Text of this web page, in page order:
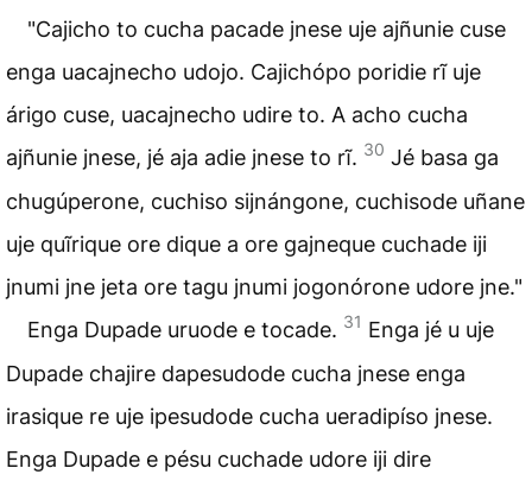
"Cajicho to cucha pacade jnese uje ajñunie cuse
enga uacajnecho udojo. Cajichópo poridie rĩ uje
árigo cuse, uacajnecho udire to. A acho cucha
ajñunie jnese, jé aja adie jnese to rĩ. 30 Jé basa ga
chugúperone, cuchiso sijnángone, cuchisode uñane
uje quĩrique ore dique a ore gajneque cuchade iji
jnumi jne jeta ore tagu jnumi jogonórone udore jne."
Enga Dupade uruode e tocade. 31 Enga jé u uje
Dupade chajire dapesudode cucha jnese enga
irasique re uje ipesudode cucha ueradipíso jnese.
Enga Dupade e pésu cuchade udore iji dire